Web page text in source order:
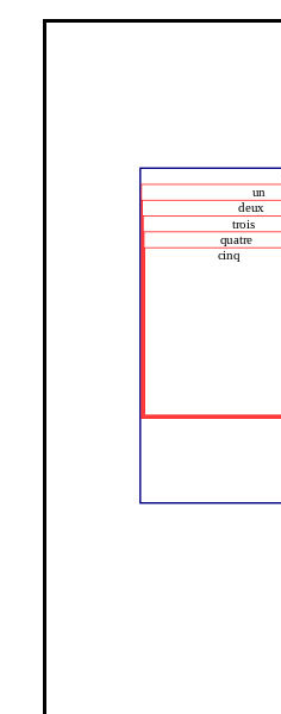
un
deux
trois
quatre
cinq